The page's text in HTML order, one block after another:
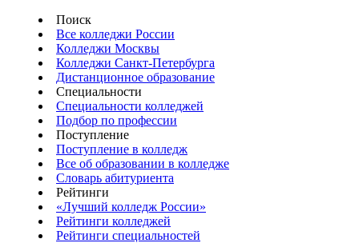
Поиск
Все колледжи России
Колледжи Москвы
Колледжи Санкт-Петербурга
Дистанционное образование
Специальности
Специальности колледжей
Подбор по профессии
Поступление
Поступление в колледж
Все об образовании в колледже
Словарь абитуриента
Рейтинги
«Лучший колледж России»
Рейтинги колледжей
Рейтинги специальностей